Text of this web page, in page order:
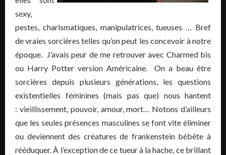
sexy,
pestes, charismatiques, manipulatrices, tueuses … Bref
de vraies sorcières telles qu’on peut les concevoir à notre
époque. J’avais peur de me retrouver avec Charmed bis
ou Harry Potter version Américaine. On a beau être
sorcières depuis plusieurs générations, les questions
existentielles féminines (mais pas que) nous hantent
: vieillissement, pouvoir, amour, mort… Notons d’ailleurs
que les seules présences masculines se font vite éliminer
ou deviennent des créatures de frankenstein bébête à
rééduquer. À l’exception de ce tueur à la hache, ce brillant